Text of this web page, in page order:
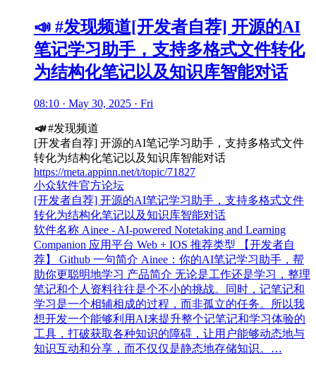
📣 #发现频道[开发者自荐] 开源的AI
笔记学习助手，支持多格式文件转化
为结构化笔记以及知识库智能对话
08:10 · May 30, 2025 · Fri
📣#发现频道
[开发者自荐] 开源的AI笔记学习助手，支持多格式文件
转化为结构化笔记以及知识库智能对话
https://meta.appinn.net/t/topic/71827
小众软件官方论坛
[开发者自荐] 开源的AI笔记学习助手，支持多格式文件
转化为结构化笔记以及知识库智能对话
软件名称 Ainee - AI-powered Notetaking and Learning
Companion 应用平台 Web + IOS 推荐类型 【开发者自
荐】 Github 一句简介 Ainee：你的AI笔记学习助手，帮
助你更聪明地学习 产品简介 无论是工作还是学习，整理
笔记和个人资料往往是个不小的挑战。同时，记笔记和
学习是一个相辅相成的过程，而非孤立的任务。所以我
想开发一个能够利用AI来提升整个记笔记和学习体验的
工具，打破获取各种知识的障碍，让用户能够动态地与
知识互动和分享，而不仅仅是静态地存储知识。…